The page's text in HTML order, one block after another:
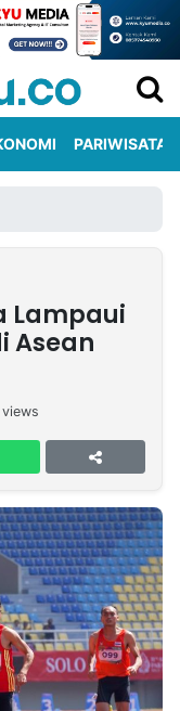
PARIWISATA
Lampaui
Asean
views